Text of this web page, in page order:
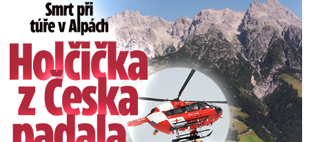
Video se připravuje ...
Přehlídka ke Dni vítězství v Moskvě (9.5.2022)
Zdroj: Reuters
Smrt Češky v Alpách: Zemřela při túře s rodiči